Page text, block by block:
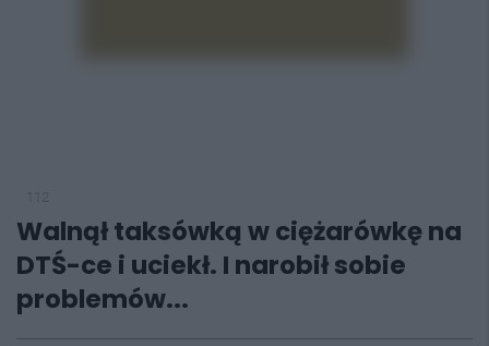
Walnął taksówką w ciężarówkę na
DTŚ-ce i uciekł. I narobił sobie
problemów...